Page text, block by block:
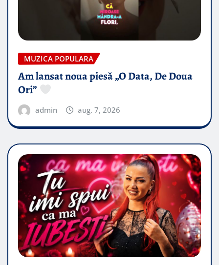
MUZICA POPULARA
Am lansat noua piesă „O Data, De Doua
Ori”
admin aug. 7, 2026